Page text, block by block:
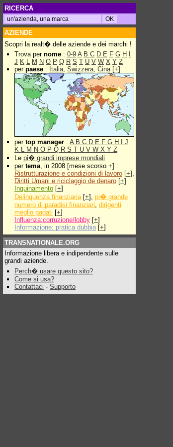
RICERCA
AZIENDE
Scopri la realt� delle aziende e dei marchi !
Trova per nome : 0-9 A B C D E F G H
J K L M N O P Q R S T U V W X Y Z
per paese : Italia, Swizzera, Cina[+]
per top manager : A B C D E F G H
J
K L M N O P Q R S T U V W X Y Z
Le pi� grandi imprese mondiali
per tema, in 2008 [mese scorso +] :
Ristrutturazione e condizioni di lavoro [+],
Diritti Umani e riciclaggio de denaro [+]
Inquinamento [+]
Delinquenza finanziaria[+], pi� grande
numero di paradisi finanziari, dirigenti
meglio pagati [+]
Influenza:corruzione/lobby [+]
Informazione: pratica dubbia [+]
TRANSNATIONALE.ORG
Informazione libera e indipendente sulle
grandi aziende.
Perch� usare questo sito?
Come si usa?
Contattaci - Supporto